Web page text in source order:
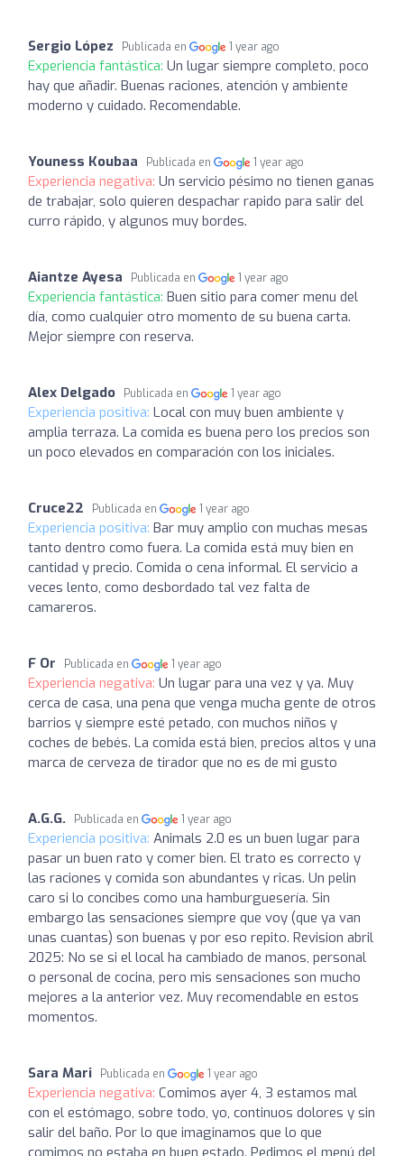
Sergio López Publicada en 1 year ago
Experiencia fantástica: Un lugar siempre completo, poco
hay que añadir. Buenas raciones, atención y ambiente
moderno y cuidado. Recomendable.
Youness Koubaa Publicada en 1 year ago
Experiencia negativa: Un servicio pésimo no tienen ganas
de trabajar, solo quieren despachar rapido para salir del
curro rápido, y algunos muy bordes.
Aiantze Ayesa Publicada en 1 year ago
Experiencia fantástica: Buen sitio para comer menu del
día, como cualquier otro momento de su buena carta.
Mejor siempre con reserva.
Alex Delgado Publicada en 1 year ago
Experiencia positiva: Local con muy buen ambiente y
amplia terraza. La comida es buena pero los precios son
un poco elevados en comparación con los iniciales.
Cruce22 Publicada en 1 year ago
Experiencia positiva: Bar muy amplio con muchas mesas
tanto dentro como fuera. La comida está muy bien en
cantidad y precio. Comida o cena informal. El servicio a
veces lento, como desbordado tal vez falta de
camareros.
F Or Publicada en 1 year ago
Experiencia negativa: Un lugar para una vez y ya. Muy
cerca de casa, una pena que venga mucha gente de otros
barrios y siempre esté petado, con muchos niños y
coches de bebés. La comida está bien, precios altos y una
marca de cerveza de tirador que no es de mi gusto
A.G.G. Publicada en 1 year ago
Experiencia positiva: Animals 2.0 es un buen lugar para
pasar un buen rato y comer bien. El trato es correcto y
las raciones y comida son abundantes y ricas. Un pelin
caro si lo concibes como una hamburguesería. Sin
embargo las sensaciones siempre que voy (que ya van
unas cuantas) son buenas y por eso repito. Revision abril
2025: No se si el local ha cambiado de manos, personal
o personal de cocina, pero mis sensaciones son mucho
mejores a la anterior vez. Muy recomendable en estos
momentos.
Sara Mari Publicada en 1 year ago
Experiencia negativa: Comimos ayer 4, 3 estamos mal
con el estómago, sobre todo, yo, continuos dolores y sin
salir del baño. Por lo que imaginamos que lo que
comimos no estaba en buen estado. Pedimos el menú del